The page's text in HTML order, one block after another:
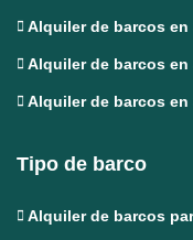
Alquiler de barcos en
Alquiler de barcos en
Alquiler de barcos en
Tipo de barco
Alquiler de barcos